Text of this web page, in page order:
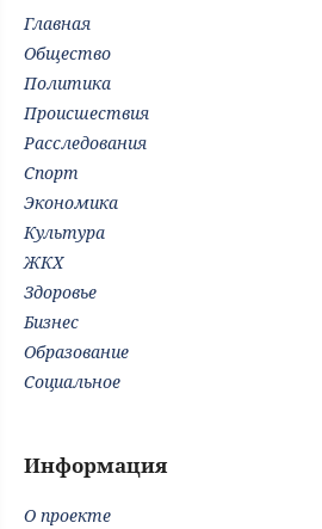
Главная
Общество
Политика
Происшествия
Расследования
Спорт
Экономика
Культура
ЖКХ
Здоровье
Бизнес
Образование
Социальное
Информация
О проекте